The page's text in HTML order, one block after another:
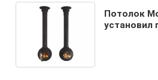
Потолок
установил